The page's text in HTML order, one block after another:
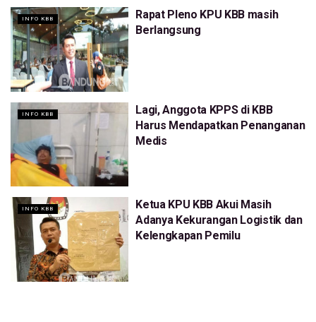
INFO KBB
Rapat Pleno KPU KBB masih
Berlangsung
INFO KBB
Lagi, Anggota KPPS di KBB
Harus Mendapatkan Penanganan
Medis
INFO KBB
Ketua KPU KBB Akui Masih
Adanya Kekurangan Logistik dan
Kelengkapan Pemilu